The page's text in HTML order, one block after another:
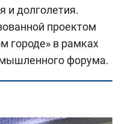
и долголетия.
проектом
городе» в рамках
форума.